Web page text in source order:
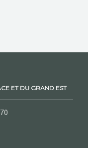
ET DU GRAND EST